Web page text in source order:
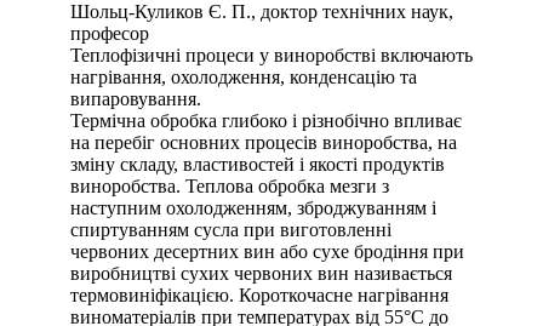
Шольц-Куликов Є. П., доктор технічних наук,
професор
Теплофізичні процеси у виноробстві включають
нагрівання, охолодження, конденсацію та
випаровування.
Термічна обробка глибоко і різнобічно впливає
на перебіг основних процесів виноробства, на
зміну складу, властивостей і якості продуктів
виноробства. Теплова обробка мезги з
наступним охолодженням, зброджуванням і
спиртуванням сусла при виготовленні
червоних десертних вин або сухе бродіння при
виробництві сухих червоних вин називається
термовиніфікацією. Короткочасне нагрівання
виноматеріалів при температурах від 55°С до